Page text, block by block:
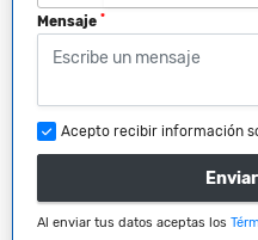
Mensaje *
Acepto recibir información
Al enviar tus datos aceptas los